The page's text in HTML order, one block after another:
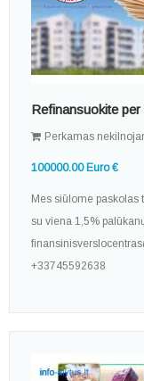
Refinansuokite
Perkamas
100000.00 Euro €
Mes siūlome
su viena 1,5%
+33745592638